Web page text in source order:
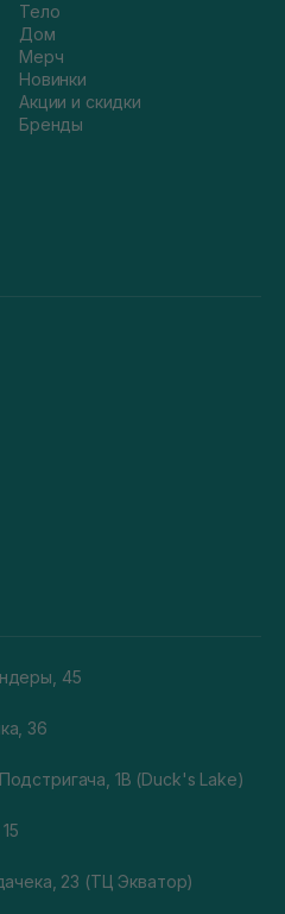
Тело
Дом
Мерч
Новинки
Акции и скидки
Бренды
45
36
1В (Duck's Lake)
23 (ТЦ Экватор)